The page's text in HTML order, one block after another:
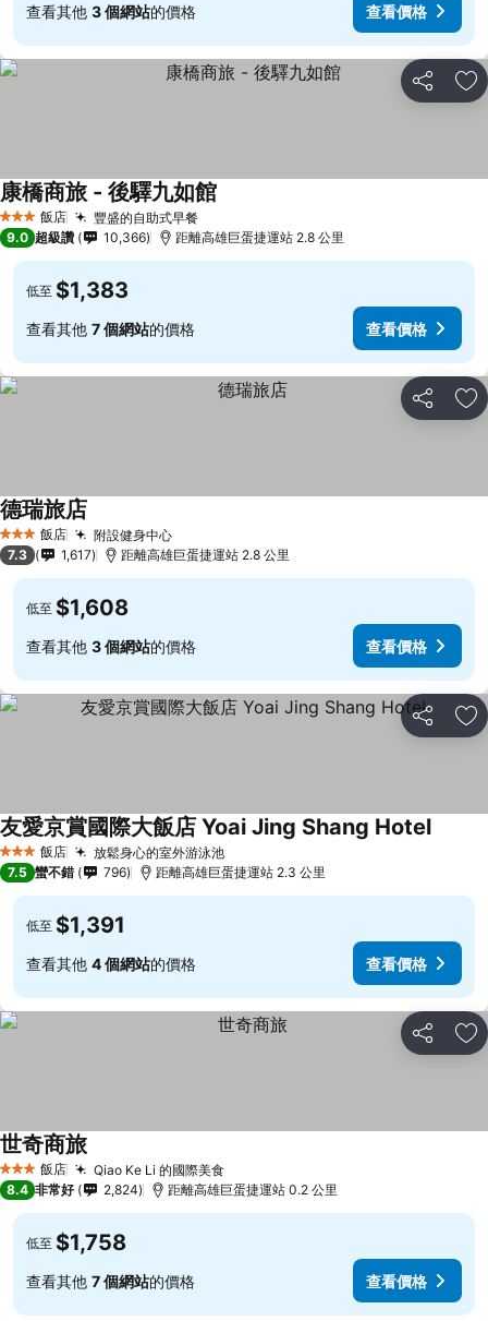
查看其他 3 個網站的價格 查看價格
分享 加
3 星級 飯店 豐盛的自助式早餐
康橋商旅 - 後驛九如館
9.0 超級讚 10,366 距離高雄巨蛋捷運站 2.8 公里
低至 $1,383
查看其他 7 個網站的價格 查看價格
分享 加
3 星級 飯店 附設健身中心
德瑞旅店
7.3 1,617 距離高雄巨蛋捷運站 2.8 公里
低至 $1,608
查看其他 3 個網站的價格 查看價格
分享 加
3 星級 飯店 放鬆身心的室外游泳池
友愛京賞國際大飯店 Yoai Jing Shang Hotel
7.5 蠻不錯 796 距離高雄巨蛋捷運站 2.3 公里
低至 $1,391
查看其他 4 個網站的價格 查看價格
分享 加
3 星級 飯店 Qiao Ke Li 的國際美食
世奇商旅
8.4 非常好 2,824 距離高雄巨蛋捷運站 0.2 公里
低至 $1,758
查看其他 7 個網站的價格 查看價格